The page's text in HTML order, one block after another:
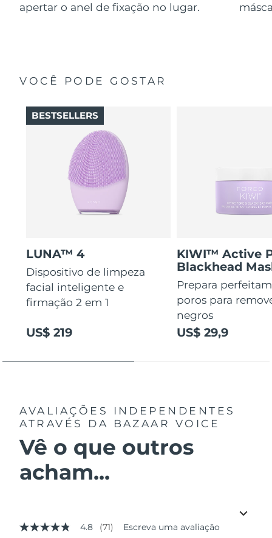
apertar o anel de fixação no lugar.
VOCÊ PODE GOSTAR
LUNA™ 4
Dispositivo de limpeza
facial inteligente e
firmação 2 em 1
US$ 219
BESTSELLERS
KIWI™ Active
Blackhead
Prepara
poros para
negros
US$ 29,9
AVALIAÇÕES INDEPENDENTES
ATRAVÉS DA BAZAAR VOICE
Vê o que outros
acham...
4.8
4.8 (71) Escreva uma avaliação